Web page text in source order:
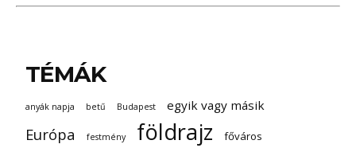
TÉMÁK
anyák napja betű Budapest egyik vagy másik
Európa festmény földrajz főváros